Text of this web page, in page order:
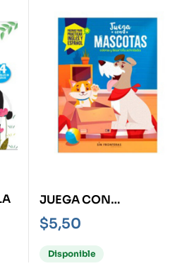
JUEGA CON
MASCOTAS
$5,50
Disponible